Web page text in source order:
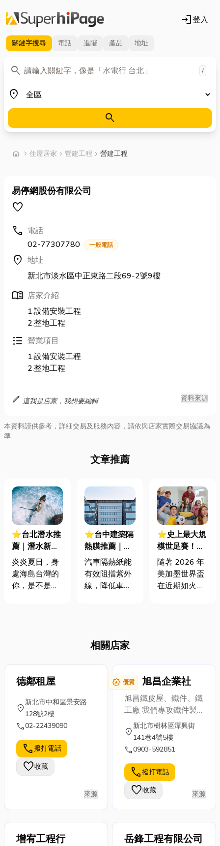
login登入
關鍵字搜尋 電話 進階 產品 地址
search
關鍵字 /
place
地區
search
home chevron_right 首頁
住屋居家 chevron_right 營建工程 chevron_right 營建工程
易停網股份有限公司
favorite
call 電話
02-77307780
一般電話
location_on 地址
新北市淡水區中正東路二段69-2號9樓
menu_book 店家介紹
1.設備安裝工程
2.整地工程
format_list_bulleted 營業項目
1.設備安裝工程
2.整地工程
edit 這我是店家，我想要編輯 資料來源
本資料謹供參考，詳細交易及服務內容，請依與店家實際交易協議為
準
文章推薦
⭐台北潛水推
薦｜潛水新手
必看！水肺vs.
自由潛水差在
哪？裝備、安
炎炎夏日，身
處海島台灣的
你，是不是也
照！然而，面
對眾多選擇，
水肺潛水和自
由潛水究竟有
什麼不同？ 投
入這項迷人運
動前，又有哪
些安全注意事
項？ 以及，常
⭐台中建築隔
熱膜推薦｜告
別悶熱！一篇
告訴你隔熱紙
好處有哪些?優
汽車隔熱紙能
有效阻擋紫外
線，降低車內
膜時，我們應
素呢？又有哪
些台中店家值
得推薦呢？今
天就讓小編帶
您深入了解建
築隔熱膜的相
薦幾家在地的
優質台中建築
隔熱膜店家。
⭐史上最大規
模世足賽！
2026世足賽程
表、最新預測
與世足台灣紡
隨著 2026 年
美加墨世界盃
在近期如火如
了多項歷史紀
錄：它不僅是
由美國、加拿
大與墨西哥三
國聯合主辦，
更是史上首次
將參賽隊伍擴
編至 48 支國
家隊。長達 3...
相關店家
德鄰租屋
location_on
新北市中和區景安路
128號2樓
call02-22439090
call撥打電話
favorite收藏
來源
award_star 優質 旭昌企業社
旭昌鐵皮屋、鐵件、鐵
工廠 我們專攻鐵件製
作(各種造型)、鐵皮屋
搭設，廠房、門窗、鐵
構、鐵皮工程、防水工
驗豐富的團隊 大小工
程都能承包 細心溝通
滿足對鐵件製品得需
line或電話聯絡-旭昌鐵
location_on
新北市樹林區潭興街
141巷4號5樓
call0903-592851
call撥打電話
favorite收藏 來源
增宥工程行 岳鋒工程有限公司